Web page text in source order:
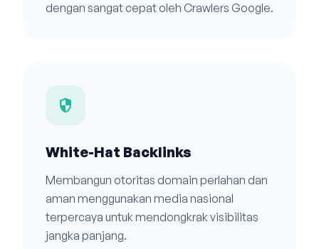
dengan sangat cepat oleh Crawlers Google.
security
White-Hat Backlinks
Membangun otoritas domain perlahan dan
aman menggunakan media nasional
terpercaya untuk mendongkrak visibilitas
jangka panjang.